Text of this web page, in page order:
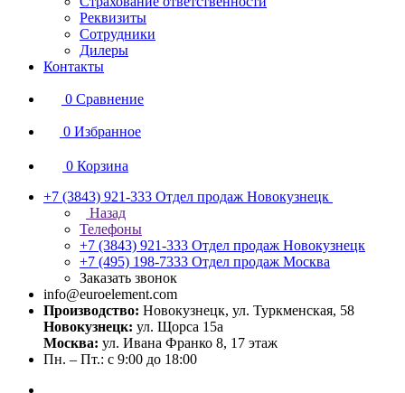
Реквизиты
Сотрудники
Дилеры
Контакты
0 Сравнение
0 Избранное
0 Корзина
+7 (3843) 921-333 Отдел продаж Новокузнецк
Назад
Телефоны
+7 (3843) 921-333 Отдел продаж Новокузнецк
+7 (495) 198-7333 Отдел продаж Москва
Заказать звонок
info@euroelement.com
Производство: Новокузнецк, ул. Туркменская, 58
Новокузнецк: ул. Щорса 15а
Москва: ул. Ивана Франко 8, 17 этаж
Пн. – Пт.: с 9:00 до 18:00